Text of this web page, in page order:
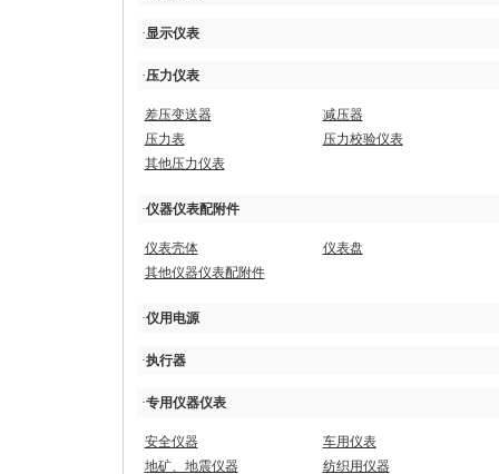
·显示仪表
·压力仪表
差压变送器
减压器
压力表
压力校验仪表
其他压力仪表
·仪器仪表配附件
仪表壳体
仪表盘
其他仪器仪表配附件
·仪用电源
·执行器
·专用仪器仪表
安全仪器
车用仪表
地矿、地震仪器
纺织用仪器